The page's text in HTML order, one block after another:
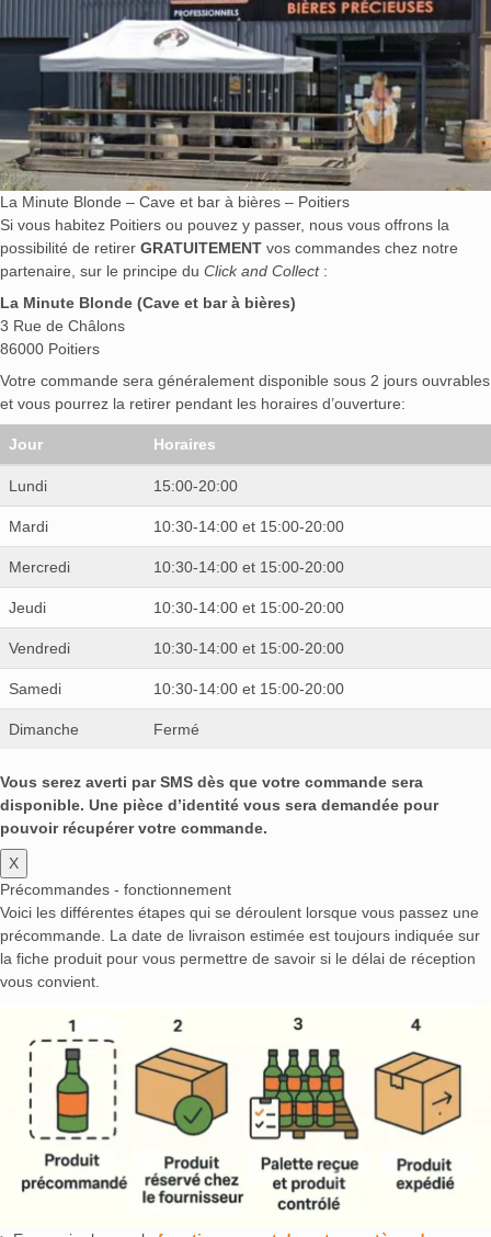
La Minute Blonde – Cave et bar à bières – Poitiers
Si vous habitez Poitiers ou pouvez y passer, nous vous offrons la
possibilité de retirer GRATUITEMENT vos commandes chez notre
partenaire, sur le principe du Click and Collect:
La Minute Blonde (Cave et bar à bières)
3 Rue de Châlons
86000 Poitiers
Votre commande sera généralement disponible sous 2 jours ouvrables
et vous pourrez la retirer pendant les horaires d’ouverture:
Jour Horaires
Lundi 15:00-20:00
Mardi 10:30-14:00 et 15:00-20:00
Mercredi 10:30-14:00 et 15:00-20:00
Jeudi 10:30-14:00 et 15:00-20:00
Vendredi 10:30-14:00 et 15:00-20:00
Samedi 10:30-14:00 et 15:00-20:00
Dimanche Fermé
Vous serez averti par SMS dès que votre commande sera
disponible. Une pièce d’identité vous sera demandée pour
pouvoir récupérer votre commande.
X
Précommandes - fonctionnement
Voici les différentes étapes qui se déroulent lorsque vous passez une
précommande. La date de livraison estimée est toujours indiquée sur
la fiche produit pour vous permettre de savoir si le délai de réception
vous convient.